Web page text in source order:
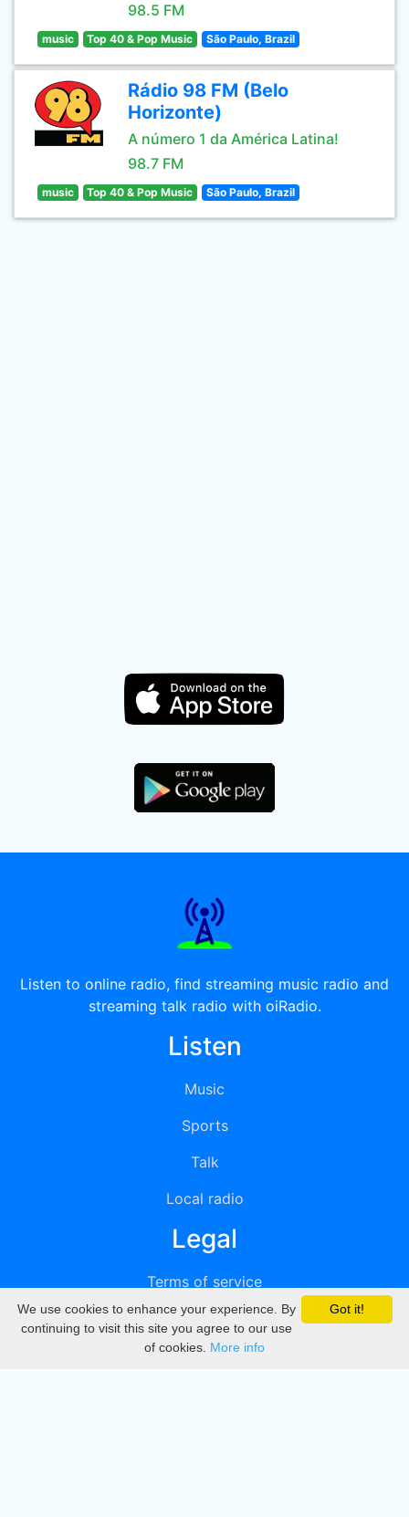
98.5 FM
music Top 40 & Pop Music São Paulo, Brazil
Rádio 98 FM (Belo
Horizonte)
A número 1 da América Latina!
98.7 FM
music Top 40 & Pop Music São Paulo, Brazil
Listen to online radio, find streaming music radio and
streaming talk radio with oiRadio.
Listen
Music
Sports
Talk
Local radio
Legal
Terms of service
Privacy
DMCA
Got it!
We use cookies to enhance your experience. By
continuing to visit this site you agree to our use
of cookies. More info